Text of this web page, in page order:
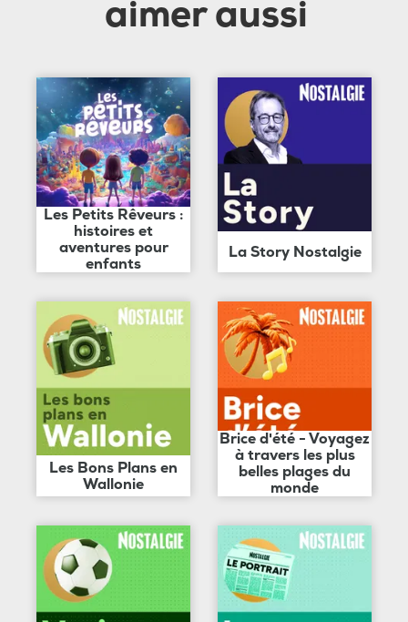
aimer aussi
Les Petits Rêveurs :
histoires et
aventures pour
enfants
La Story Nostalgie
Les Bons Plans en
Wallonie
Brice d'été - Voyagez
à travers les plus
belles plages du
monde